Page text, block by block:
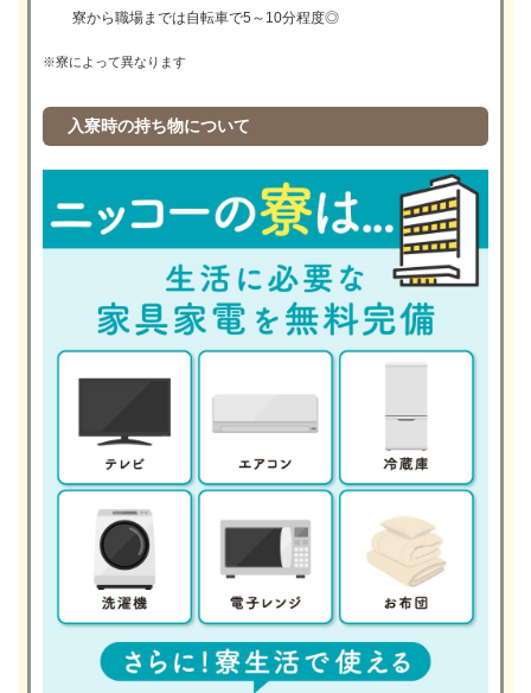
寮から職場までは自転車で5～10分程度◎
※寮によって異なります
入寮時の持ち物について